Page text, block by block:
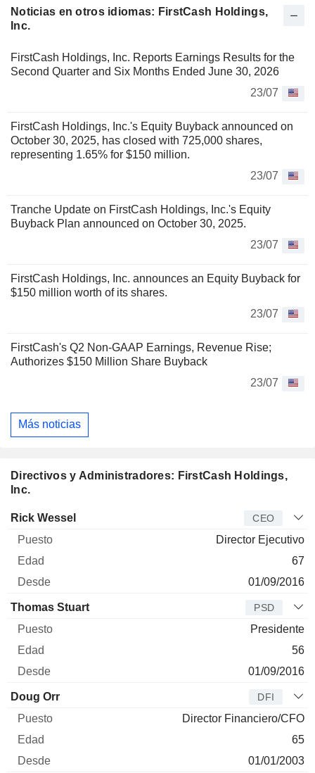
Noticias en otros idiomas: FirstCash Holdings,
Inc.
FirstCash Holdings, Inc. Reports Earnings Results for the
Second Quarter and Six Months Ended June 30, 2026
23/07
FirstCash Holdings, Inc.'s Equity Buyback announced on
October 30, 2025, has closed with 725,000 shares,
representing 1.65% for $150 million.
23/07
Tranche Update on FirstCash Holdings, Inc.'s Equity
Buyback Plan announced on October 30, 2025.
23/07
FirstCash Holdings, Inc. announces an Equity Buyback for
$150 million worth of its shares.
23/07
FirstCash's Q2 Non-GAAP Earnings, Revenue Rise;
Authorizes $150 Million Share Buyback
23/07
Más noticias
Directivos y Administradores: FirstCash Holdings,
Inc.
Director Puesto
Rick Wessel CEO
Director Ejecutivo
67
01/09/2016
Thomas Stuart PSD
Presidente
56
01/09/2016
Doug Orr DFI
Director Financiero/CFO
65
01/01/2003